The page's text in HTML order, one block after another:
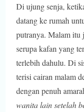
Di ujung senja,
datang ke rumah
putranya. Malam itu
serupa kafan yang
terlebih dahulu. Di
terisi cairan malam
dengan penuh
wanita lain setelah